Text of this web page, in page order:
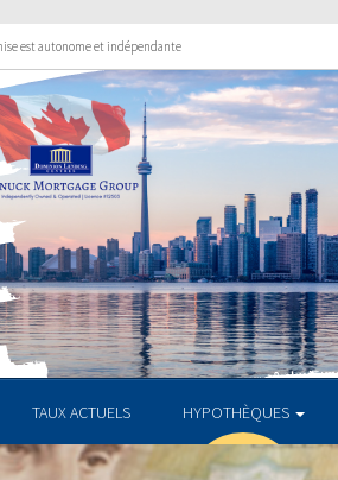
est autonome et indépendante
TAUX ACTUELS HYPOTHÈQUES